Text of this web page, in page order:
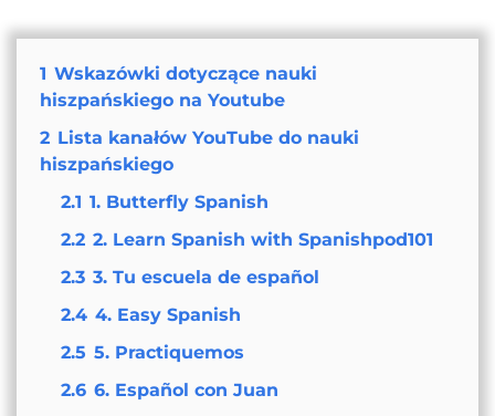
1 Wskazówki dotyczące nauki
hiszpańskiego na Youtube
2 Lista kanałów YouTube do nauki
hiszpańskiego
2.1 1. Butterfly Spanish
2.2 2. Learn Spanish with Spanishpod101
2.3 3. Tu escuela de español
2.4 4. Easy Spanish
2.5 5. Practiquemos
2.6 6. Español con Juan